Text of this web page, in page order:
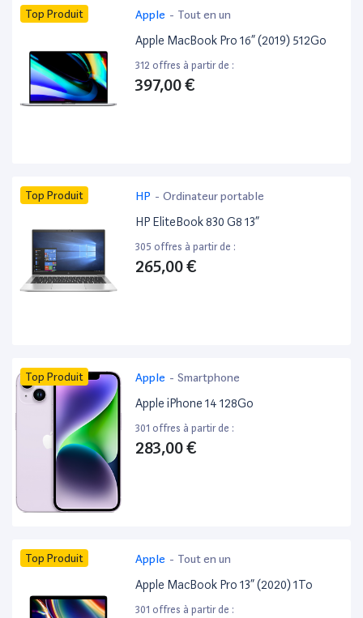
Top Produit Apple - Tout en un
Apple MacBook Pro 16” (2019) 512Go
312 offres à partir de :
397,00 €
Top Produit HP - Ordinateur portable
HP EliteBook 830 G8 13”
305 offres à partir de :
265,00 €
Top Produit Apple - Smartphone
Apple iPhone 14 128Go
301 offres à partir de :
283,00 €
Top Produit Apple - Tout en un
Apple MacBook Pro 13” (2020) 1To
301 offres à partir de :